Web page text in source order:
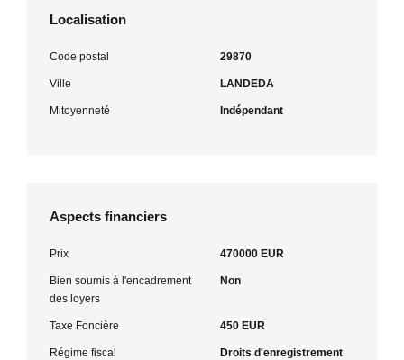
Localisation
Code postal 29870
Ville LANDEDA
Mitoyenneté Indépendant
Aspects financiers
Prix 470000 EUR
Bien soumis à l'encadrement
des loyers
Non
Taxe Foncière 450 EUR
Régime fiscal Droits d'enregistrement